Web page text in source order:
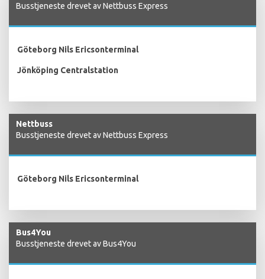
Busstjeneste drevet av Nettbuss Express
Göteborg Nils Ericsonterminal
Jönköping Centralstation
Nettbuss
Busstjeneste drevet av Nettbuss Express
Göteborg Nils Ericsonterminal
Bus4You
Busstjeneste drevet av Bus4You